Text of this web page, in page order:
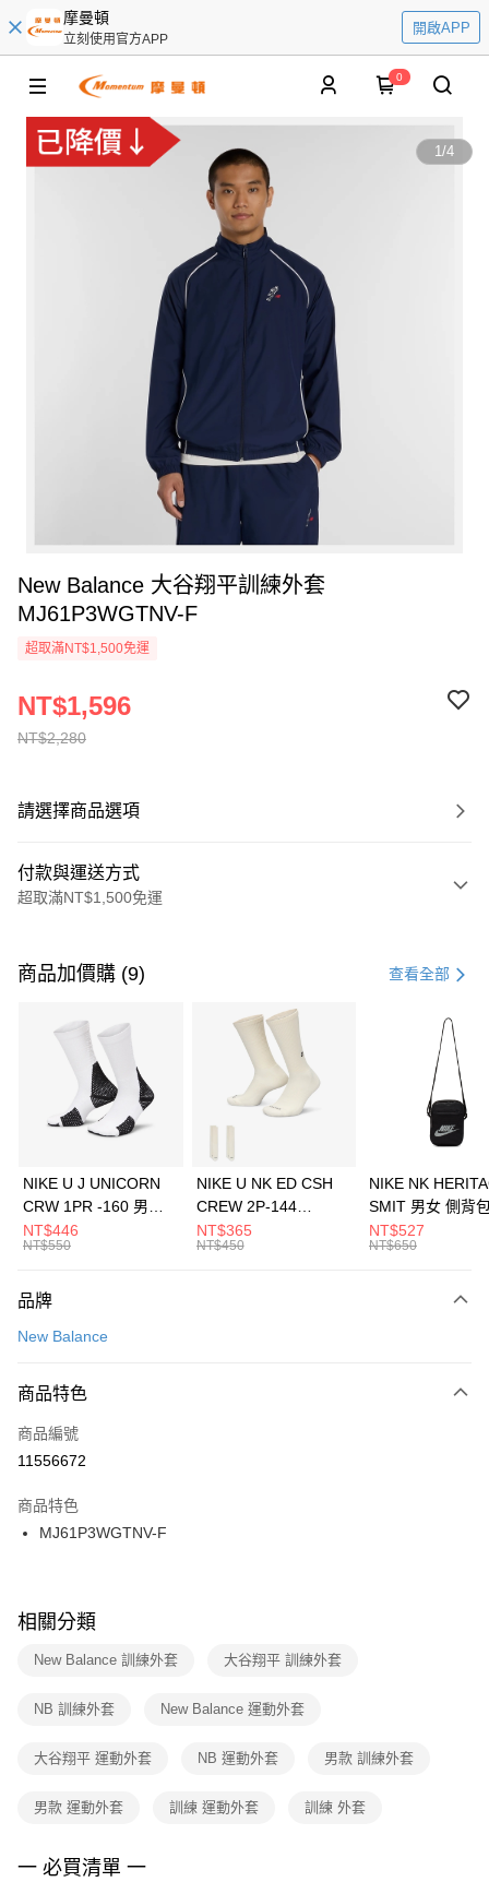
摩曼頓
立刻使用官方APP
開啟APP
0
1/4
New Balance 大谷翔平訓練外套
MJ61P3WGTNV-F
超取滿NT$1,500免運
NT$2,280
NT$1,596
請選擇商品選項
付款與運送方式
超取滿NT$1,500免運
信用卡一次付款
3 期 0 利率 每期 21家銀行
合作金庫商業銀行
第一商業銀行
華南商業銀行
彰化商業銀行
上海商業儲蓄銀行
元大商業銀行
台灣樂天信用卡公司
Apple Pay
全盈+PAY
AFTEE先享後付
【關於「AFTEE先享後付」】
便利好安心！
３．安心：先確認商品／服務後，再付款。
【「AFTEE先享後付」結帳流程】
１．於結帳方式選擇「AFTEE先享後付」後，將跳轉至「AFTEE先享後付」
２．訂單成立數日內，您將收到繳費通知簡訊。
３．收到繳費通知簡訊後14天內，點擊此簡訊中的連結，可透過四大超商／
ATM／網路銀行／等多元方式進行付款，方視為交易完成。
※ 交易是否成功請以「AFTEE先享後付 」之結帳頁面顯示為準，若有關於
是否繳費成功／繳費後需取消欲退款等相關疑問，請聯繫「AFTEE先享後付
客戶支援中心」 https://netprotections.freshdesk.com/support/home
１．透過由恩沛科技股份有限公司提供之「AFTEE先享後付」服務完成之交
權轉讓予恩沛科技股份有限公司。
３．未成年的使用者請事先徵得法定代理人或監護人之同意方可使用
４．使用「AFTEE先享後付」時，將依據個別帳號之用戶狀況，依本公司即
運送方式
每筆NT$100，滿NT$1,500(含以上)免運費
宅配
每筆NT$100，滿NT$1,500(含以上)免運費
付款後門市自取
每筆NT$100，滿NT$1,500(含以上)免運費
商品加價購 (9) 查看全部
NIKE U J UNICORN
CRW 1PR -160 男女
中統襪 FZ3393100
NT$446
NT$550
NIKE U NK ED CSH
CREW 2P-144
EMBRDY 男女 短統襪
FZ3073133
NT$365
NT$450
NIKE NK
SMIT 男女 側背
BA5871010
NT$527
NT$650
品牌
New Balance
商品特色
商品編號
11556672
商品特色
MJ61P3WGTNV-F
相關分類
New Balance 訓練外套 大谷翔平 訓練外套
NB 訓練外套 New Balance 運動外套
大谷翔平 運動外套 NB 運動外套 男款 訓練外套
男款 運動外套 訓練 運動外套 訓練 外套
一 必買清單 一